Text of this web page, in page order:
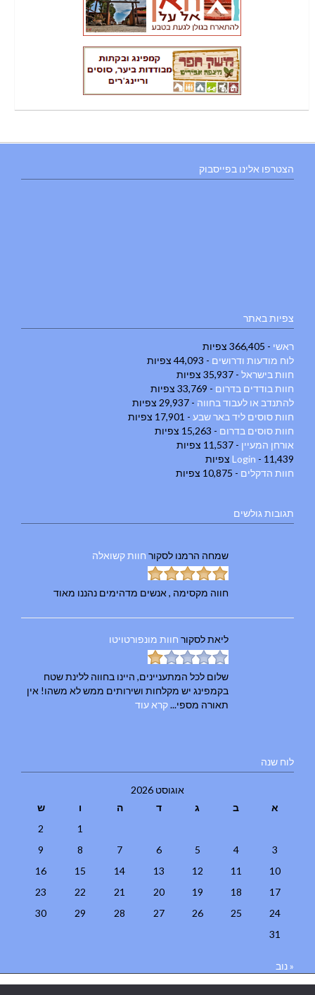
הצטרפו אלינו בפייסבוק
צפיות באתר
ראשי - 366,405 צפיות
לוח מודעות ודרושים - 44,093 צפיות
חוות בישראל - 35,937 צפיות
חוות בודדים בדרום - 33,769 צפיות
להתנדב או לעבוד בחווה - 29,937 צפיות
חוות סוסים ליד באר שבע - 17,901 צפיות
חוות סוסים בדרום - 15,263 צפיות
אורחן המעיין - 11,537 צפיות
Login - 11,439 צפיות
חוות הדקלים - 10,875 צפיות
תגובות גולשים
שמחה הרמנו לסקור חוות קשואלה
חווה מקסימה , אנשים מדהימים נהננו מאוד
ליאתלסקור חוות מונפורטויטו
שלום לכל המתעניינים, היינו בחווה ללינת שטח
בקמפינג יש מקלחות ושירותים ממש לא משהו! אין
תאורה מספי...קרא עוד
לוח שנה
אוגוסט 2026
א
ב ג ד ה ו
ש
1
2
3
4
5
6
7
8
9
10
11
12
13
14
15
16
17
18
19
20
21
22
23
24
25
26
27
28
29
30
31
« נוב